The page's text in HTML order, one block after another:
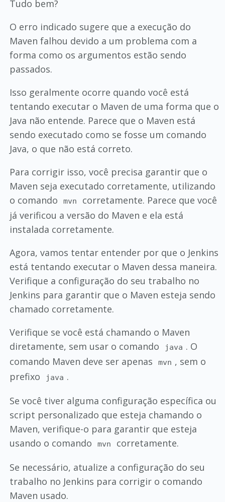
Tudo bem?
O erro indicado sugere que a execução do
Maven falhou devido a um problema com a
forma como os argumentos estão sendo
passados.
Isso geralmente ocorre quando você está
tentando executar o Maven de uma forma que o
Java não entende. Parece que o Maven está
sendo executado como se fosse um comando
Java, o que não está correto.
Para corrigir isso, você precisa garantir que o
Maven seja executado corretamente, utilizando
o comando
mvn
corretamente. Parece que você
já verificou a versão do Maven e ela está
instalada corretamente.
Agora, vamos tentar entender por que o Jenkins
está tentando executar o Maven dessa maneira.
Verifique a configuração do seu trabalho no
Jenkins para garantir que o Maven esteja sendo
chamado corretamente.
Verifique se você está chamando o Maven
diretamente, sem usar o comando
java . O
comando Maven deve ser apenas
mvn , sem o
prefixo
java .
Se você tiver alguma configuração específica ou
script personalizado que esteja chamando o
Maven, verifique-o para garantir que esteja
usando o comando
mvn
corretamente.
Se necessário, atualize a configuração do seu
trabalho no Jenkins para corrigir o comando
Maven usado.